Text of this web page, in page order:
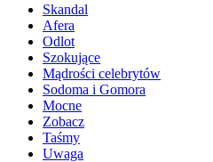
Skandal
Afera
Odlot
Szokujące
Mądrości celebrytów
Sodoma i Gomora
Mocne
Zobacz
Taśmy
Uwaga